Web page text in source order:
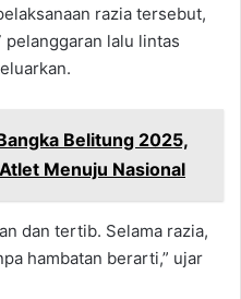
razia tersebut,
lalu lintas
Belitung 2025,
Menuju Nasional
dan tertib. Selama razia,
hambatan berarti,” ujar